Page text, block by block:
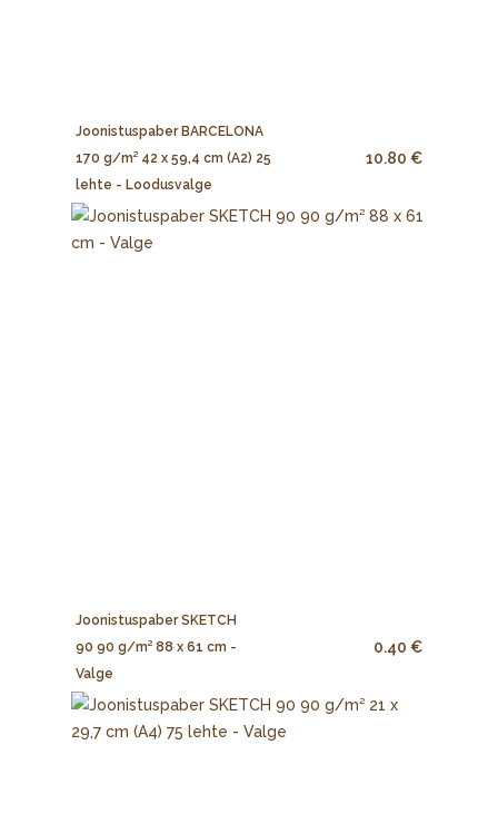
Joonistuspaber BARCELONA
170 g/m² 42 x 59,4 cm (A2) 25
lehte - Loodusvalge
10.80 €
Joonistuspaber SKETCH
90 90 g/m² 88 x 61 cm -
Valge
0.40 €